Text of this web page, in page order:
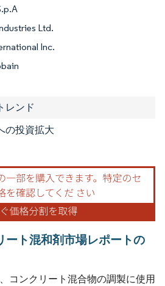
Ltd.
Inc.
レンド
の投資拡大
ート混和剤市場レポートの
コンクリート混合物の調製に使用